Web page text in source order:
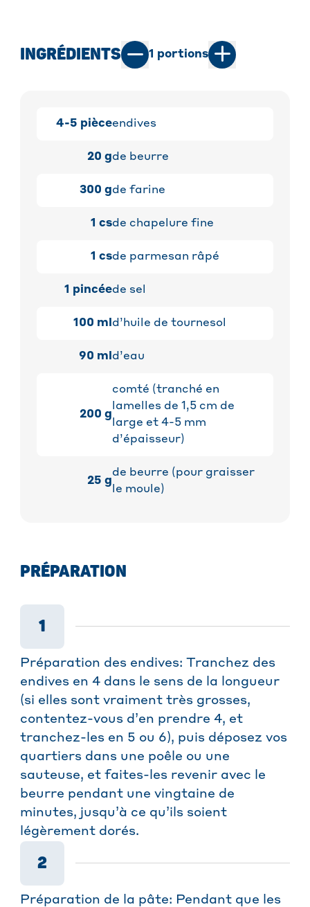
INGRÉDIENTS 1 portions
4-5 pièceendives
20 gde beurre
300 gde farine
1 csde chapelure fine
1 csde parmesan râpé
1 pincéede sel
100 ml d’huile de tournesol
90 ml d’eau
200 g
comté (tranché en
lamelles de 1,5 cm de
large et 4-5 mm
d’épaisseur)
25 g
de beurre (pour graisser
le moule)
PRÉPARATION
1
Préparation des endives: Tranchez des
endives en 4 dans le sens de la longueur
(si elles sont vraiment très grosses,
contentez-vous d’en prendre 4, et
tranchez-les en 5 ou 6), puis déposez vos
quartiers dans une poêle ou une
sauteuse, et faites-les revenir avec le
beurre pendant une vingtaine de
minutes, jusqu’à ce qu’ils soient
légèrement dorés.
2
Préparation de la pâte: Pendant que les